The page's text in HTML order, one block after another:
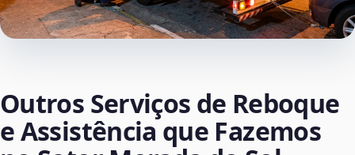
Outros Serviços de Reboque
e Assistência que Fazemos